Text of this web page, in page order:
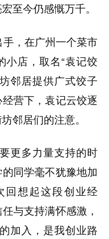
至今仍感慨万千。
，在广州一个菜市
小店，取名“袁记饺
邻居提供广式饺子
营下，袁记云饺逐
邻居们的注意。
更多力量支持的时
同学毫不犹豫地加
回想起这段创业经
与支持满怀感激，
加入，是我创业路